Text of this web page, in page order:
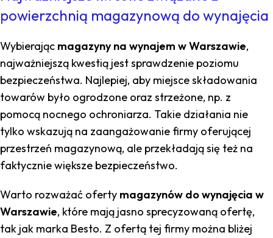
powierzchnią magazynową do wynajęcia
Wybierając magazyny na wynajem w Warszawie,
najważniejszą kwestią jest sprawdzenie poziomu
bezpieczeństwa. Najlepiej, aby miejsce składowania
towarów było ogrodzone oraz strzeżone, np. z
pomocą nocnego ochroniarza. Takie działania nie
tylko wskazują na zaangażowanie firmy oferującej
przestrzeń magazynową, ale przekładają się też na
faktycznie większe bezpieczeństwo.
Warto rozważać oferty magazynów do wynajęcia w
Warszawie, które mają jasno sprecyzowaną ofertę,
tak jak marka Besto. Z ofertą tej firmy można bliżej